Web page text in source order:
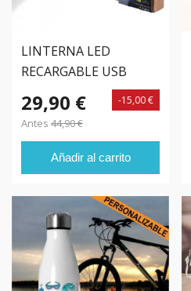
LINTERNA LED
RECARGABLE USB
29,90 €
Antes 44,90 €
-15,00 €
Añadir al carrito